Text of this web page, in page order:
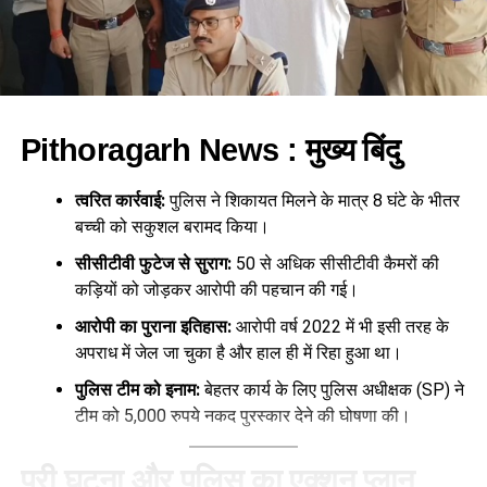
प्वाइंट प्रस्तुति के माध्यम से दी गई। मंत्री जी को बताया गया कि कैसे
पर्यटन, सड़क संपर्क, स्थानीय उत्पादों और रोजगार के माध्यम से सीमावर्ती
क्षेत्रों में विकास कार्य किए जा रहे हैं।
एक महत्वपूर्ण पहल के तहत बताया गया कि राज्य सरकार व आईटीबीपी के
सहयोग से पिथौरागढ़ जिले में ताजा व उच्च गुणवत्ता वाली पोल्ट्री व मटन
उत्पाद की आपूर्ति की जा रही है। इसमें सहकारी समितियों और किसान
Pithoragarh News : मुख्य बिंदु
त्वरित कार्रवाई:पुलिस ने शिकायत मिलने के मात्र 8 घंटे के भीतर
बच्ची को सकुशल बरामद किया।
सीसीटीवी फुटेज से सुराग:50 से अधिक सीसीटीवी कैमरों की
कड़ियों को जोड़कर आरोपी की पहचान की गई।
आरोपी का पुराना इतिहास:आरोपी वर्ष 2022 में भी इसी तरह के
अपराध में जेल जा चुका है और हाल ही में रिहा हुआ था।
पुलिस टीम को इनाम:बेहतर कार्य के लिए पुलिस अधीक्षक (SP) ने
टीम को 5,000 रुपये नकद पुरस्कार देने की घोषणा की।